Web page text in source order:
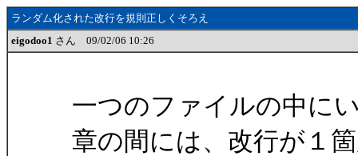
ランダム化された改行を規則正しくそろえ
eigodoo1 さん 09/02/06 10:26
一つのファイルの中に
章の間には、改行が１